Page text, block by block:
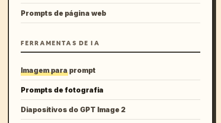
Prompts de página web
FERRAMENTAS DE IA
Imagem para prompt
Prompts de fotografia
Diapositivos do GPT Image 2